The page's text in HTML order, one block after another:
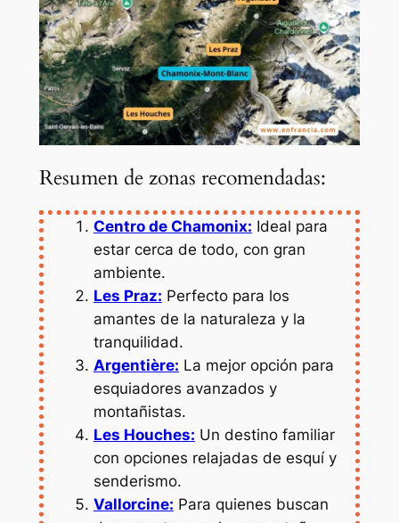
Resumen de zonas recomendadas:
Centro de Chamonix: Ideal para
estar cerca de todo, con gran
ambiente.
Les Praz: Perfecto para los
amantes de la naturaleza y la
tranquilidad.
Argentière: La mejor opción para
esquiadores avanzados y
montañistas.
Les Houches: Un destino familiar
con opciones relajadas de esquí y
senderismo.
Vallorcine: Para quienes buscan